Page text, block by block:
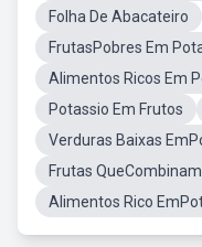
Folha De Abacateiro
FrutasPobres Em
Alimentos Ricos Em
Potassio Em Frutos
Verduras Baixas
Frutas
Alimentos Rico